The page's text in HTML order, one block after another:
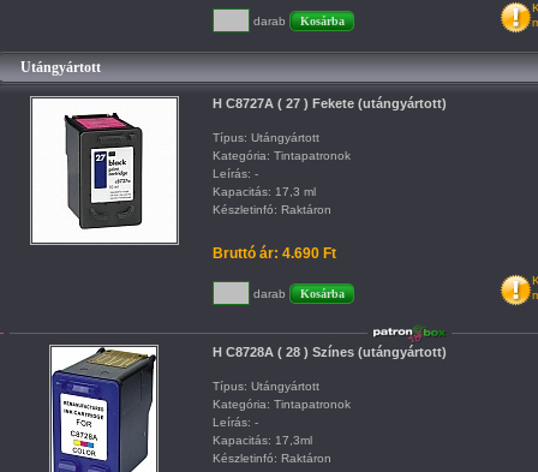
darab
Utángyártott
H C8727A ( 27 ) Fekete (utángyártott)
Típus: Utángyártott
Kategória: Tintapatronok
Leírás: -
Kapacitás: 17,3 ml
Készletinfó: Raktáron
Bruttó ár: 4.690 Ft
darab
H C8728A ( 28 ) Színes (utángyártott)
Típus: Utángyártott
Kategória: Tintapatronok
Leírás: -
Kapacitás: 17,3ml
Készletinfó: Raktáron